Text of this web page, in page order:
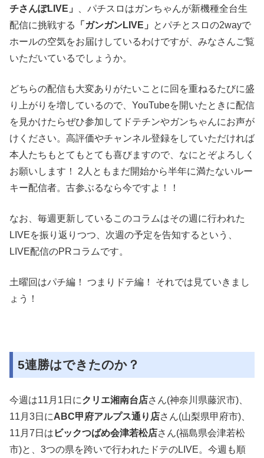
チさんぽLIVE」
、パチスロはガンちゃんが新機種全台生
配信に挑戦する
「ガンガンLIVE」
とパチとスロの2wayで
ホールの空気をお届けしているわけですが、みなさんご覧
いただいているでしょうか。
どちらの配信も大変ありがたいことに回を重ねるたびに盛
り上がりを増しているので、YouTubeを開いたときに配信
を見かけたらぜひ参加してドテチンやガンちゃんにお声が
けください。高評価やチャンネル登録をしていただければ
本人たちもとてもとても喜びますので、なにとぞよろしく
お願いします！ 2人ともまだ開始から半年に満たないルー
キー配信者。古参ぶるなら今ですよ！！
なお、毎週更新しているこのコラムはその週に行われた
LIVEを振り返りつつ、次週の予定を告知するという、
LIVE配信のPRコラムです。
土曜回はパチ編！ つまりドテ編！ それでは見ていきまし
ょう！
5連勝はできたのか？
今週は11月1日にクリエ湘南台店さん(神奈川県藤沢市)、
11月3日にABC甲府アルプス通り店さん(山梨県甲府市)、
11月7日は ビックつばめ会津若松店さん(福島県会津若松
市)と、3つの県を跨いで行われたドテのLIVE。今週も順